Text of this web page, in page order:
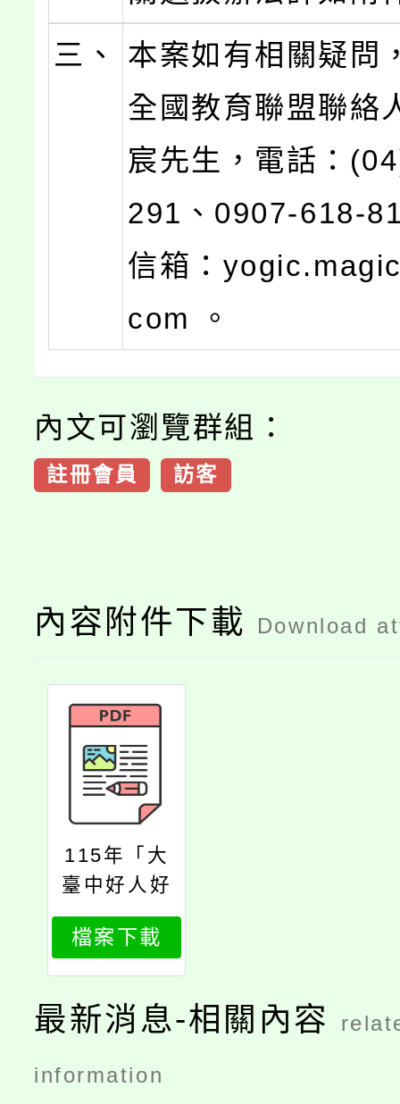
三、
本案如有相關疑問
全國教育聯盟聯絡
宸先生，電話：
291、0907-618-
信箱：
com 。
內文可瀏覽群組：
註冊會員 訪客
內容附件下載 Download
115年「大
臺中好人好
事代表、非
大臺中縣市
區好人好事
特別獎代表
暨年度全國
社會教育奉
檔案下載
最新消息-相關內容
information